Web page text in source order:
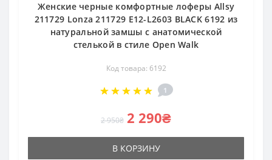
Женские черные комфортные лоферы Allsy
211729 Lonza 211729 E12-L2603 BLACK 6192 из
натуральной замшы с анатомической
стелькой в стиле Open Walk
Код товара: 6192
1
2 950₴ 2 290₴
В КОРЗИНУ